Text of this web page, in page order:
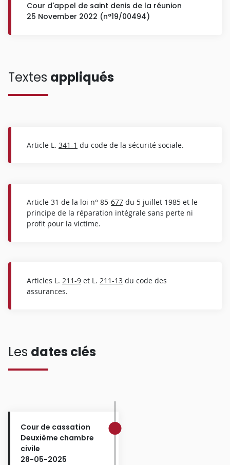
Cour d'appel de saint denis de la réunion
25 November 2022 (n°19/00494)
Textes appliqués
Article L. 341-1 du code de la sécurité sociale.
Article 31 de la loi n° 85-677 du 5 juillet 1985 et le
principe de la réparation intégrale sans perte ni
profit pour la victime.
Articles L. 211-9 et L. 211-13 du code des
assurances.
Les dates clés
Cour de cassation
Deuxième chambre
civile
28-05-2025